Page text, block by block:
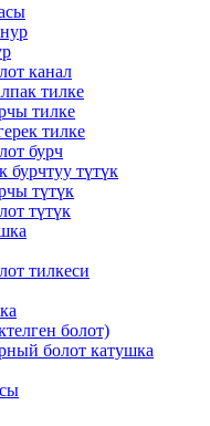
канал
тилке
тилке
тилке
бурч
бурчтуу түтүк
түтүк
түтүк
тилкеси
болот)
болот катушка